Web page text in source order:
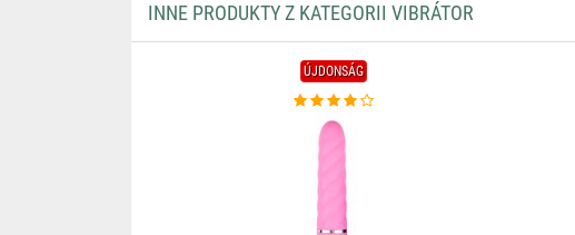
INNE PRODUKTY Z KATEGORII VIBRÁTOR
ÚJDONSÁG